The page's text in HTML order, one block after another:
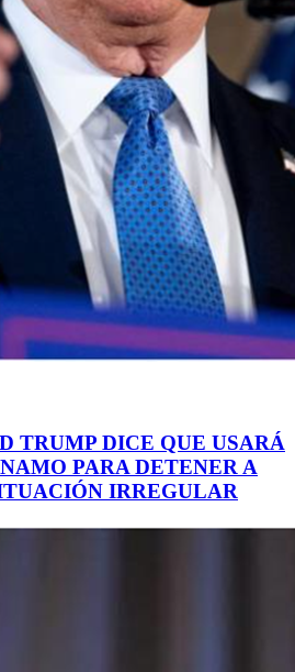
TRUMP DICE QUE USARÁ
PARA DETENER A
IRREGULAR